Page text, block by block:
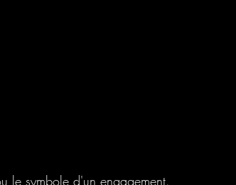
le symbole d'un engagement.